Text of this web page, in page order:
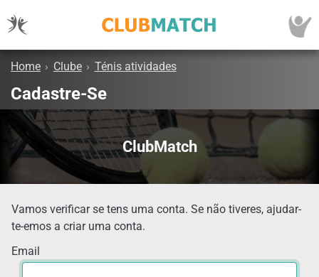
Home › Clube › Ténis atividades
Cadastre-Se
ClubMatch
Vamos verificar se tens uma conta. Se não tiveres, ajudar-
te-emos a criar uma conta.
Email